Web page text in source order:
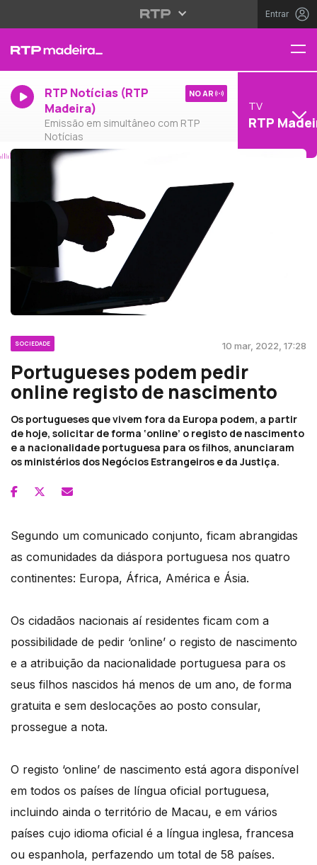
Entrar
RTP Notícias (RTP
Madeira)
Emissão em simultâneo com RTP
Notícias
NO AR
TV
RTP
SOCIEDADE 10 mar, 2022, 17:28
Portugueses podem pedir
online registo de nascimento
Os portugueses que vivem fora da Europa podem, a partir
de hoje, solicitar de forma ‘online’ o registo de nascimento
e a nacionalidade portuguesa para os filhos, anunciaram
os ministérios dos Negócios Estrangeiros e da Justiça.
Segundo um comunicado conjunto, ficam abrangidas
as comunidades da diáspora portuguesa nos quatro
continentes: Europa, África, América e Ásia.
Os cidadãos nacionais aí residentes ficam com a
possibilidade de pedir ‘online’ o registo de nascimento
e a atribuição da nacionalidade portuguesa para os
seus filhos nascidos há menos de um ano, de forma
gratuita e sem deslocações ao posto consular,
prossegue a nota.
O registo ‘online’ de nascimento está agora disponível
em todos os países de língua oficial portuguesa,
incluindo ainda o território de Macau, e em vários
países cujo idioma oficial é a língua inglesa, francesa
ou espanhola, perfazendo um total de 58 países.